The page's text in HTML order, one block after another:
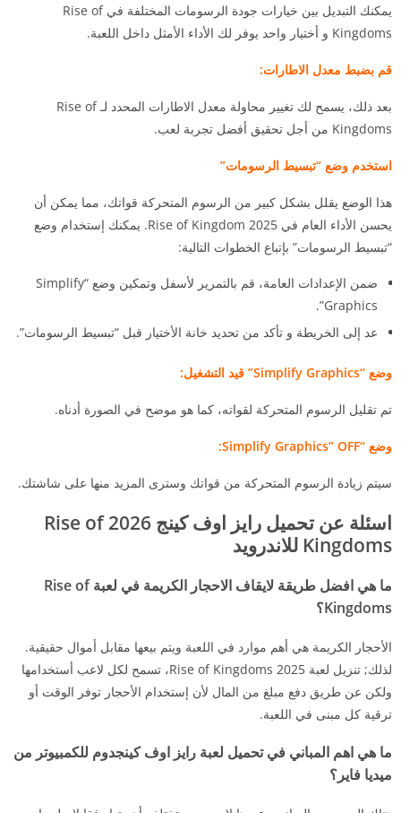
يمكنك التبديل بين خيارات جودة الرسومات المختلفة في Rise of
Kingdoms و أختيار واحد يوفر لك الأداء الأمثل داخل اللعبة.
قم بضبط معدل الاطارات:
بعد ذلك، يسمح لك تغيير محاولة معدل الاطارات المحدد لـ Rise of
Kingdoms من أجل تحقيق أفضل تجربة لعب.
استخدم وضع “تبسيط الرسومات”
هذا الوضع يقلل بشكل كبير من الرسوم المتحركة قواتك، مما يمكن أن
يحسن الأداء العام في Rise of Kingdom 2025. يمكنك إستخدام وضع
“تبسيط الرسومات” بإتباع الخطوات التالية:
ضمن الإعدادات العامة، قم بالتمرير لأسفل وتمكين وضع “Simplify
Graphics”.
عد إلى الخريطة و تأكد من تحديد خانة الأختيار قبل “تبسيط الرسومات”.
وضع “Simplify Graphics” قيد التشغيل:
تم تقليل الرسوم المتحركة لقواته، كما هو موضح في الصورة أدناه.
وضع “Simplify Graphics” OFF:
سيتم زيادة الرسوم المتحركة من قواتك وسترى المزيد منها على شاشتك.
اسئلة عن تحميل رايز اوف كينج 2026 Rise of
Kingdoms للاندرويد
ما هي افضل طريقة لايقاف الاحجار الكريمة في لعبة Rise of
Kingdoms؟
الأحجار الكريمة هي أهم موارد في اللعبة ويتم بيعها مقابل أموال حقيقية.
لذلك; تنزيل لعبة Rise of Kingdoms 2025، تسمح لكل لاعب أستخدامها
ولكن عن طريق دفع مبلغ من المال لأن إستخدام الأحجار توفر الوقت أو
ترقية كل مبنى في اللعبة.
ما هي اهم المباني في تحميل لعبة رايز اوف كينجدوم للكمبيوتر من
ميديا فاير؟